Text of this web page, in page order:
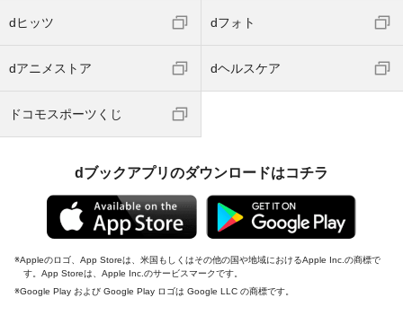
dヒッツ dフォト
dアニメストア dヘルスケア
ドコモスポーツくじ
dブックアプリのダウンロードはコチラ
Appleのロゴ、App Storeは、米国もしくはその他の国や地域におけるApple Inc.の商標で
す。App Storeは、Apple Inc.のサービスマークです。
Google Play および Google Play ロゴは Google LLC の商標です。